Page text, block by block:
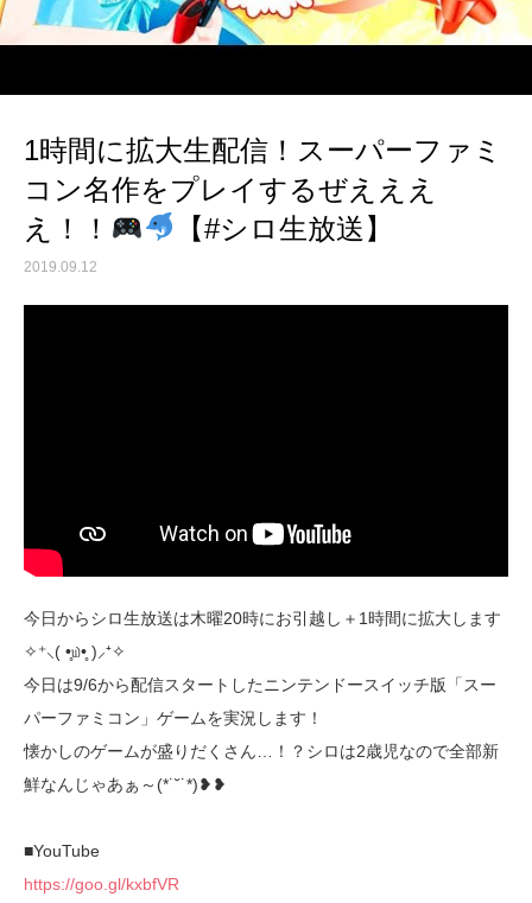
1時間に拡大生配信！スーパーファミ
コン名作をプレイするぜえええ
え！！
【#シロ生放送】
2019.09.12
今日からシロ生放送は木曜20時にお引越し＋1時間に拡大します
✧⁺⸜( •̥௰•̥ )⸝⁺✧
今日は9/6から配信スタートしたニンテンドースイッチ版「スー
パーファミコン」ゲームを実況します！
懐かしのゲームが盛りだくさん…！？シロは2歳児なので全部新
鮮なんじゃあぁ～(*˙˘˙*)❥❥
■YouTube
https://goo.gl/kxbfVR